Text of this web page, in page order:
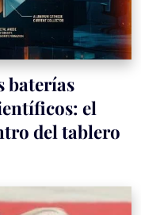
baterías
el
del tablero